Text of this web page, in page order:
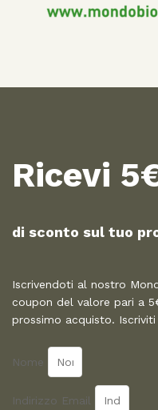
Ricevi
di sconto sul tuo
Iscrivendoti al nostro
coupon del valore pari a
prossimo acquisto.
Nome
Indirizzo Email